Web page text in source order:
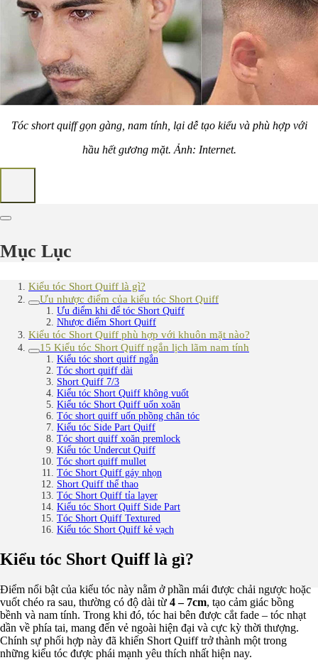
Tóc short quiff gọn gàng, nam tính, lại dễ tạo kiểu và phù hợp với
hầu hết gương mặt. Ảnh: Internet.
Mục Lục
Kiểu tóc Short Quiff là gì?
Ưu nhược điểm của kiểu tóc Short Quiff
Ưu điểm khi để tóc Short Quiff
Nhược điểm Short Quiff
Kiểu tóc Short Quiff phù hợp với khuôn mặt nào?
15 Kiểu tóc Short Quiff ngắn lịch lãm nam tính
Kiểu tóc short quiff ngắn
Tóc short quiff dài
Short Quiff 7/3
Kiểu tóc Short Quiff không vuốt
Kiểu tóc Short Quiff uốn xoăn
Tóc short quiff uốn phồng chân tóc
Kiểu tóc Side Part Quiff
Tóc short quiff xoăn premlock
Kiểu tóc Undercut Quiff
Tóc short quiff mullet
Tóc Short Quiff gáy nhọn
Short Quiff thể thao
Tóc Short Quiff tỉa layer
Kiểu tóc Short Quiff Side Part
Tóc Short Quiff Textured
Kiểu tóc Short Quiff kẻ vạch
Kiểu tóc Short Quiff là gì?
Điểm nổi bật của kiểu tóc này nằm ở phần mái được chải ngược hoặc
vuốt chéo ra sau, thường có độ dài từ 4 – 7cm, tạo cảm giác bồng
bềnh và nam tính. Trong khi đó, tóc hai bên được cắt fade – tóc nhạt
dần về phía tai, mang đến vẻ ngoài hiện đại và cực kỳ thời thượng.
Chính sự phối hợp này đã khiến Short Quiff trở thành một trong
những kiểu tóc được phái mạnh yêu thích nhất hiện nay.